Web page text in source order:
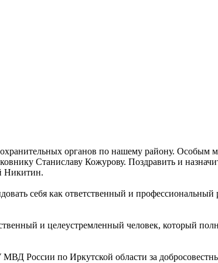
органов по нашему району. Особым
Станиславу Кожурову. Поздравить и
Никитин.
себя как ответственный и
и целеустремленный человек, который
России по Иркутской области за